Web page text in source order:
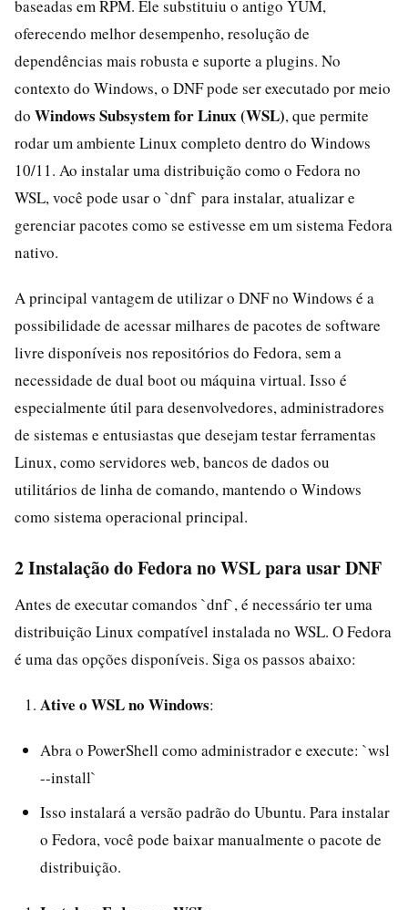
baseadas em RPM. Ele substituiu o antigo YUM,
oferecendo melhor desempenho, resolução de
dependências mais robusta e suporte a plugins. No
contexto do Windows, o DNF pode ser executado por meio
do Windows Subsystem for Linux (WSL), que permite
rodar um ambiente Linux completo dentro do Windows
10/11. Ao instalar uma distribuição como o Fedora no
WSL, você pode usar o `dnf` para instalar, atualizar e
gerenciar pacotes como se estivesse em um sistema Fedora
nativo.
A principal vantagem de utilizar o DNF no Windows é a
possibilidade de acessar milhares de pacotes de software
livre disponíveis nos repositórios do Fedora, sem a
necessidade de dual boot ou máquina virtual. Isso é
especialmente útil para desenvolvedores, administradores
de sistemas e entusiastas que desejam testar ferramentas
Linux, como servidores web, bancos de dados ou
utilitários de linha de comando, mantendo o Windows
como sistema operacional principal.
2 Instalação do Fedora no WSL para usar DNF
Antes de executar comandos `dnf`, é necessário ter uma
distribuição Linux compatível instalada no WSL. O Fedora
é uma das opções disponíveis. Siga os passos abaixo:
Ative o WSL no Windows:
Abra o PowerShell como administrador e execute: `wsl
--install`
Isso instalará a versão padrão do Ubuntu. Para instalar
o Fedora, você pode baixar manualmente o pacote de
distribuição.